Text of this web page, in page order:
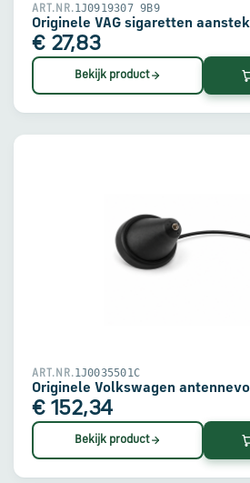
ART.NR.1J0919307 9B9
Originele VAG sigaretten
€ 27,83
Bekijk product
ART.NR.1J0035501C
Originele Volkswagen
€ 152,34
Bekijk product